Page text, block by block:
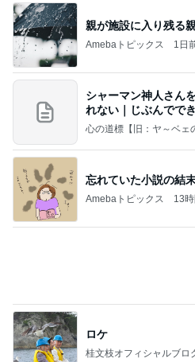
親が施設に入り残る
Amebaトピックス 1日
シャーマン神人さん
れない｜じぶんでで
ー限
心の道標【旧：ヤ～ベェ
忘れていた小説の結
Amebaトピックス 13
ロケ
桂文枝オフィシャルブロ